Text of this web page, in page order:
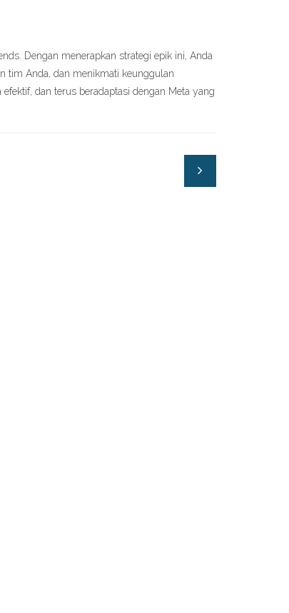
Dengan menerapkan strategi epik ini, Anda
tim Anda, dan menikmati keunggulan
dan terus beradaptasi dengan Meta yang